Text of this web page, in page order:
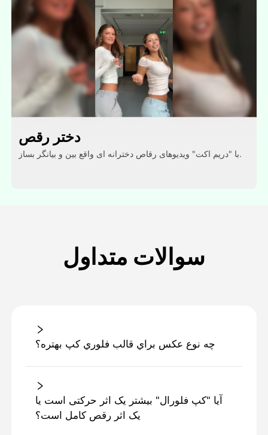
دختر رقص
با "دریم اکت" ویدیوهای رقاص دخترانه ای واقع بین و بیانگر بساز.
سوالات متداول
چه نوع عكس براي قالب فلوري کپ بهتره؟
آیا "کپ فلورال" بیشتر یک اثر حرکتی است یا
یک اثر رقص کامل است؟